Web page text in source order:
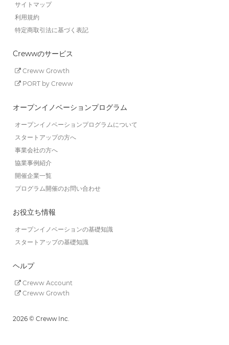
サイトマップ
利用規約
特定商取引法に基づく表記
Crewwのサービス
Creww Growth
PORT by Creww
オープンイノベーションプログラム
オープンイノベーションプログラムについて
スタートアップの方へ
事業会社の方へ
協業事例紹介
開催企業一覧
プログラム開催のお問い合わせ
お役立ち情報
オープンイノベーションの基礎知識
スタートアップの基礎知識
ヘルプ
Creww Account
Creww Growth
2026 © Creww Inc.